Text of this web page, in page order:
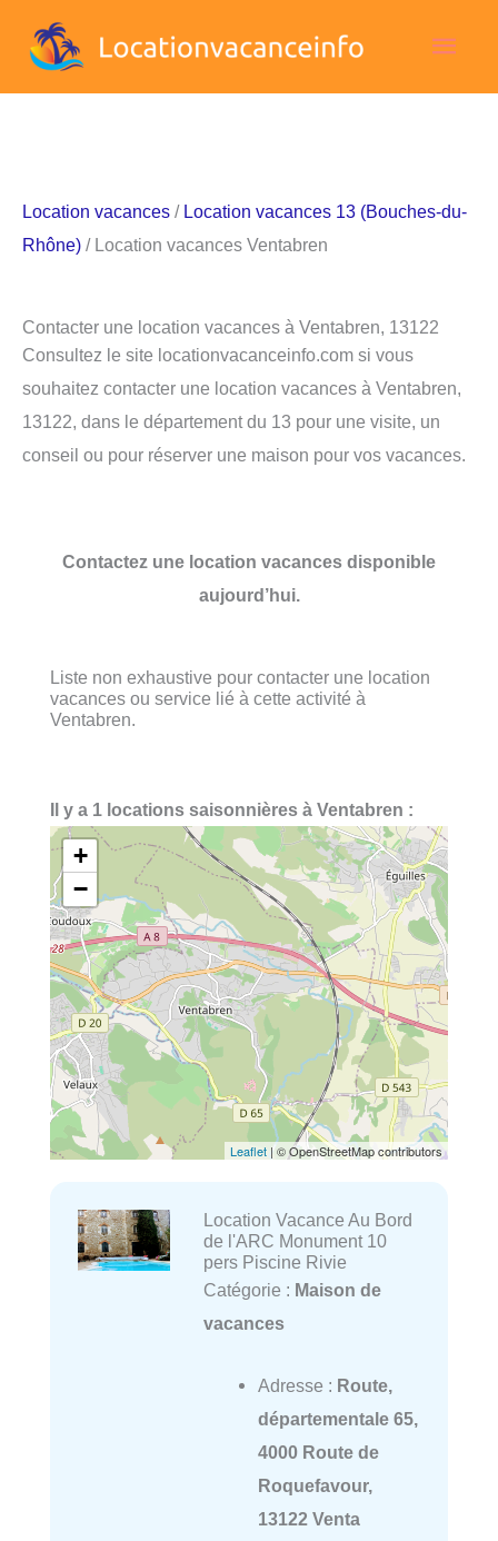
Location vacances / Location vacances 13 (Bouches-du-
Rhône) / Location vacances Ventabren
Contacter une location vacances à Ventabren, 13122
Consultez le site locationvacanceinfo.com si vous
souhaitez contacter une location vacances à Ventabren,
13122, dans le département du 13 pour une visite, un
conseil ou pour réserver une maison pour vos vacances.
Contactez une location vacances disponible
aujourd’hui.
Liste non exhaustive pour contacter une location
vacances ou service lié à cette activité à
Ventabren.
Il y a 1 locations saisonnières à Ventabren :
+
−
Leaflet | © OpenStreetMap contributors
Location Vacance Au Bord
de l'ARC Monument 10
pers Piscine Rivie
Catégorie : Maison de
vacances
Adresse : Route,
départementale 65,
4000 Route de
Roquefavour,
13122 Venta